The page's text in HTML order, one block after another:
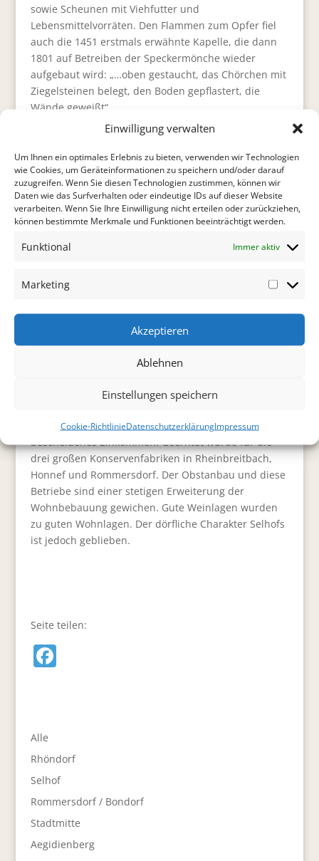
Einwilligung verwalten
Um Ihnen ein optimales Erlebnis zu bieten, verwenden wir Technologien
wie Cookies, um Geräteinformationen zu speichern und/oder darauf
zuzugreifen. Wenn Sie diesen Technologien zustimmen, können wir
Daten wie das Surfverhalten oder eindeutige IDs auf dieser Website
verarbeiten. Wenn Sie Ihre Einwilligung nicht erteilen oder zurückziehen,
können bestimmte Merkmale und Funktionen beeinträchtigt werden.
Funktional Immer aktiv
Marketing
Akzeptieren
Ablehnen
Einstellungen speichern
Cookie-RichtlinieDatenschutzerklärungImpressum
sowie Scheunen mit Viehfutter und
Lebensmittelvorräten. Den Flammen zum Opfer fiel
auch die 1451 erstmals erwähnte Kapelle, die dann
1801 auf Betreiben der Speckermönche wieder
aufgebaut wird: „…oben gestaucht, das Chörchen mit
Ziegelsteinen belegt, den Boden gepflastert, die
Wände geweißt“.
Häuser aus Stein sind nicht vom Brand betroffen, wie
gegenüberliegende Landsitz der Freiherrenfamilie
von Proff-Irnich, Selhofer Straße 11/13, befindet sich
ab 1896 im Besitz des Erzbistums Köln. 1907 wurde
hier ein Heim für erholungsbedürftige Priester
Soziales Institut.
die Grundsteinlegung zur ersten Selhofer Kirche.
Das Areal Menzenberg, eine Ansiedlung außerhalb,
nach Rheinbreitbach hin, wurde durch die
Wohnplätze Zickelburg, Hagerhof und Menzenberg
gebildet. Hier wohnte Karl Simrock in seinem „Haus
sorgten Obstbäume und Erdbeerfelder für ein
bescheidenes Einkommen. Geerntet wurde für die
drei großen Konservenfabriken in Rheinbreitbach,
Honnef und Rommersdorf. Der Obstanbau und diese
Betriebe sind einer stetigen Erweiterung der
Wohnbebauung gewichen. Gute Weinlagen wurden
zu guten Wohnlagen. Der dörfliche Charakter Selhofs
ist jedoch geblieben.
Seite teilen:
F
b
o
o
k
Alle
Rhöndorf
Selhof
Rommersdorf / Bondorf
Stadtmitte
Aegidienberg